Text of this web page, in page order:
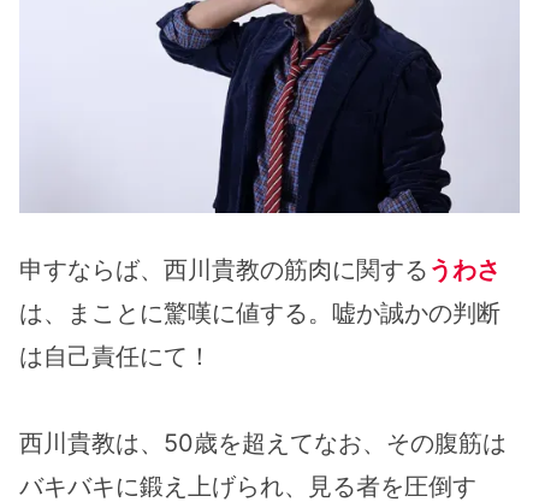
申すならば、西川貴教の筋肉に関する うわさ
は、まことに驚嘆に値する。嘘か誠かの判断
は自己責任にて！
西川貴教は、50歳を超えてなお、その腹筋は
バキバキに鍛え上げられ、見る者を圧倒す